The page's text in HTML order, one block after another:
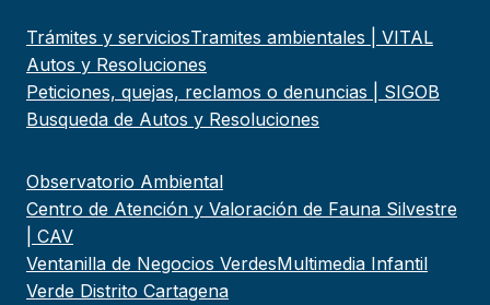
Trámites y serviciosTramites ambientales | VITAL
Autos y Resoluciones
Peticiones, quejas, reclamos o denuncias | SIGOB
Busqueda de Autos y Resoluciones
Observatorio Ambiental
Centro de Atención y Valoración de Fauna Silvestre
| CAV
Ventanilla de Negocios VerdesMultimedia Infantil
Verde Distrito Cartagena